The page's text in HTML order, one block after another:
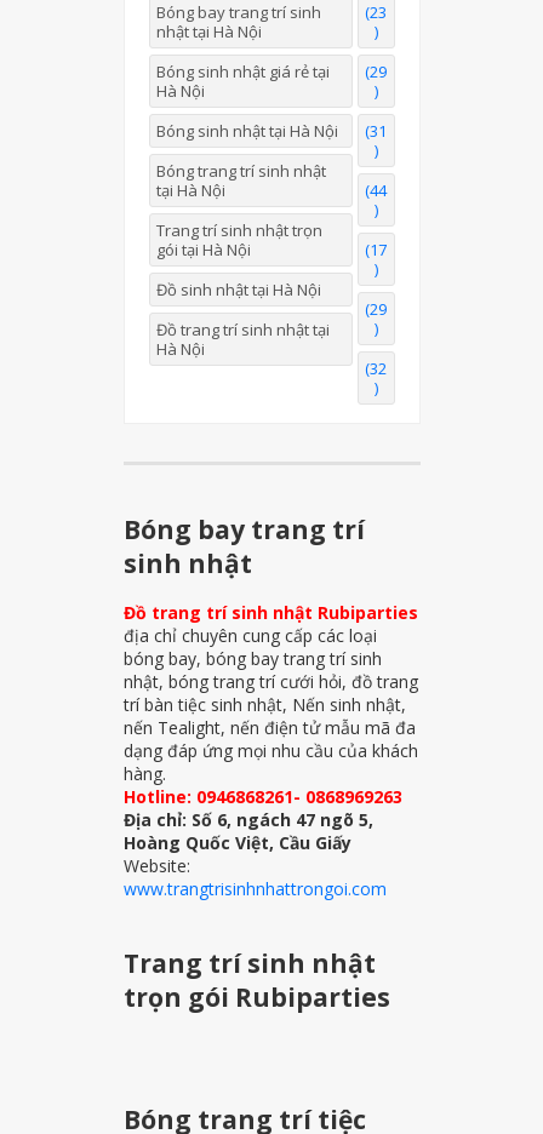
Bóng bay trang trí sinh
nhật tại Hà Nội
(23
)
Bóng sinh nhật giá rẻ tại
Hà Nội
(29
)
Bóng sinh nhật tại Hà Nội
(31
)
Bóng trang trí sinh nhật
tại Hà Nội
(44
)
Trang trí sinh nhật trọn
gói tại Hà Nội
(17
)
Đồ sinh nhật tại Hà Nội
(29
)
Đồ trang trí sinh nhật tại
Hà Nội
(32
)
Bóng bay trang trí
sinh nhật
Đồ trang trí sinh nhật Rubiparties
địa chỉ chuyên cung cấp các loại
bóng bay, bóng bay trang trí sinh
nhật, bóng trang trí cưới hỏi, đồ trang
trí bàn tiệc sinh nhật, Nến sinh nhật,
nến Tealight, nến điện tử mẫu mã đa
dạng đáp ứng mọi nhu cầu của khách
hàng.
Hotline: 0946868261- 0868969263
Địa chỉ: Số 6, ngách 47 ngõ 5,
Hoàng Quốc Việt, Cầu Giấy
Website:
www.trangtrisinhnhattrongoi.com
Trang trí sinh nhật
trọn gói Rubiparties
Bóng trang trí tiệc